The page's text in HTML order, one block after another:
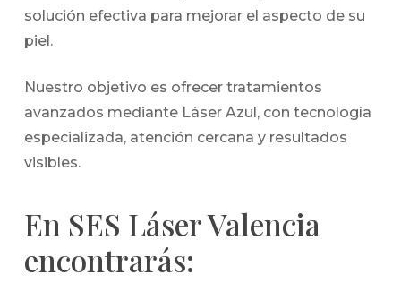
solución efectiva para mejorar el aspecto de su
piel.
Nuestro objetivo es ofrecer tratamientos
avanzados mediante Láser Azul, con tecnología
especializada, atención cercana y resultados
visibles.
En SES Láser Valencia
encontrarás: